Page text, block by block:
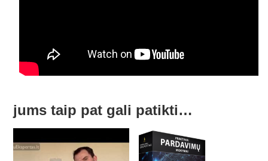
jums taip pat gali patikti…